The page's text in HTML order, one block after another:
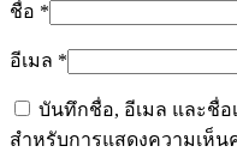
ชื่อ *
อีเมล *
บันทึกชื่อ, อีเมล และชื่อ
สำหรับการแสดงความเห็น